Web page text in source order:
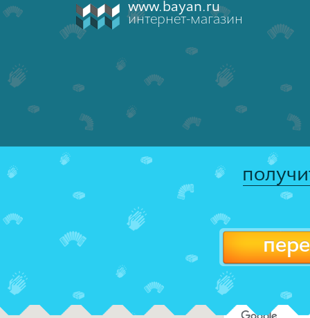
www.bayan.ru
интернет-магазин